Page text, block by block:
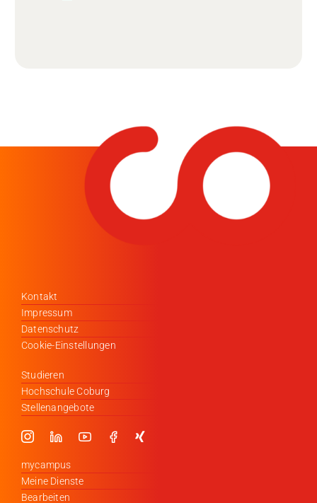
Kontakt
Impressum
Datenschutz
Cookie-Einstellungen
Studieren
Hochschule Coburg
Stellenangebote
mycampus
Meine Dienste
Bearbeiten